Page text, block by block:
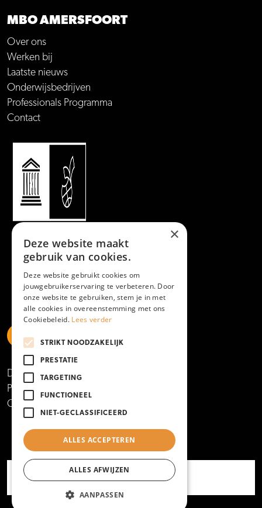
MBO AMERSFOORT
Over ons
Werken bij
Laatste nieuws
Onderwijsbedrijven
Professionals Programma
Contact
https://www.linkedin.com/school/mboamersfoort
https://www.instagram.com/mboamersfoort/
https://www.facebook.com/MBOAmersfoort
Disclaimer
Privacy- en cookieverklaring
Copyright 2025
×
Deze website maakt
gebruik van cookies.
Deze website gebruikt cookies om
jouwgebruikerservaring te verbeteren. Door
onze website te gebruiken, stem je in met
alle cookies in overeenstemming met ons
Cookiebeleid. Lees verder
STRIKT NOODZAKELIJK
PRESTATIE
TARGETING
FUNCTIONEEL
NIET-GECLASSIFICEERD
ALLES ACCEPTEREN
ALLES AFWIJZEN
AANPASSEN